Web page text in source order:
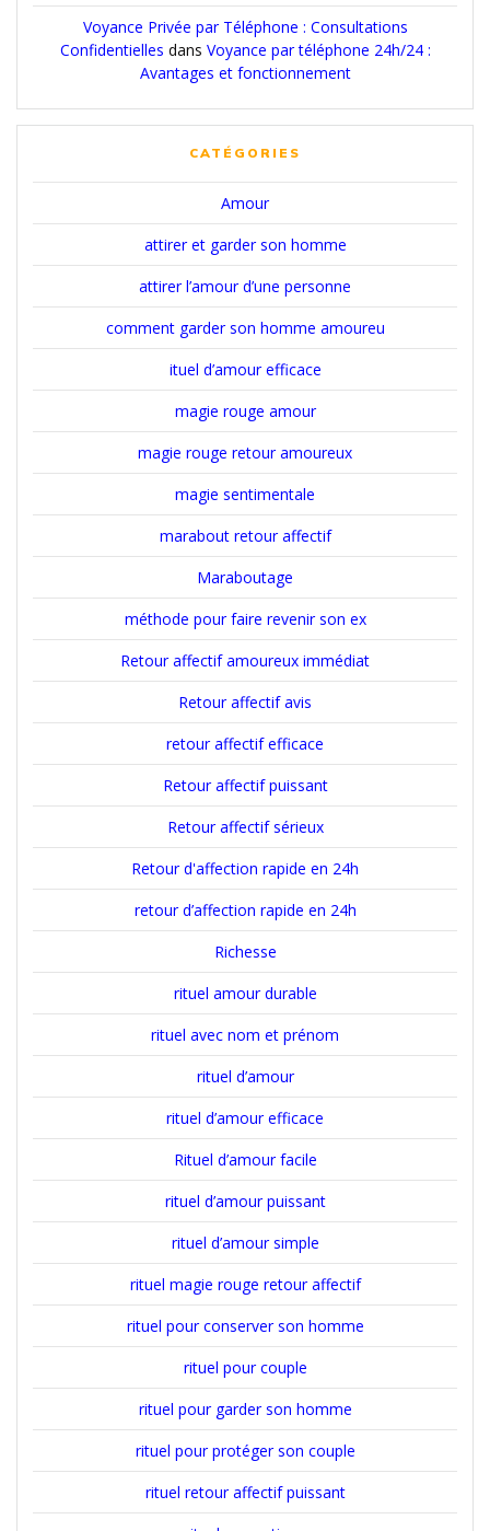
Voyance Privée par Téléphone : Consultations
Confidentielles dans Voyance par téléphone 24h/24 :
Avantages et fonctionnement
CATÉGORIES
Amour
attirer et garder son homme
attirer l’amour d’une personne
comment garder son homme amoureu
ituel d’amour efficace
magie rouge amour
magie rouge retour amoureux
magie sentimentale
marabout retour affectif
Maraboutage
méthode pour faire revenir son ex
Retour affectif amoureux immédiat
Retour affectif avis
retour affectif efficace
Retour affectif puissant
Retour affectif sérieux
Retour d'affection rapide en 24h
retour d’affection rapide en 24h
Richesse
rituel amour durable
rituel avec nom et prénom
rituel d’amour
rituel d’amour efficace
Rituel d’amour facile
rituel d’amour puissant
rituel d’amour simple
rituel magie rouge retour affectif
rituel pour conserver son homme
rituel pour couple
rituel pour garder son homme
rituel pour protéger son couple
rituel retour affectif puissant